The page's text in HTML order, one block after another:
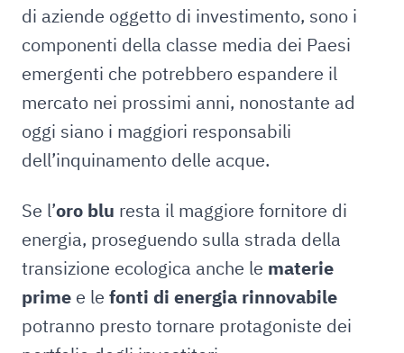
di aziende oggetto di investimento, sono i
componenti della classe media dei Paesi
emergenti che potrebbero espandere il
mercato nei prossimi anni, nonostante ad
oggi siano i maggiori responsabili
dell’inquinamento delle acque.
Se l’oro blu resta il maggiore fornitore di
energia, proseguendo sulla strada della
transizione ecologica anche le materie
prime e le fonti di energia rinnovabile
potranno presto tornare protagoniste dei